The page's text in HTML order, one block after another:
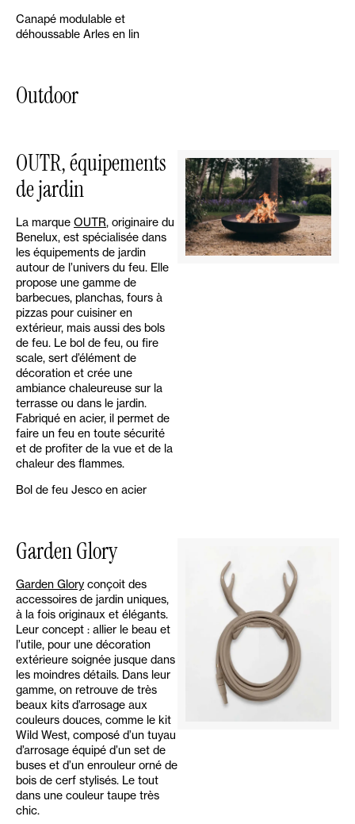
Canapé modulable et
déhoussable Arles en lin
Outdoor
OUTR, équipements
de jardin
La marque OUTR, originaire du
Benelux, est spécialisée dans
les équipements de jardin
autour de l’univers du feu. Elle
propose une gamme de
barbecues, planchas, fours à
pizzas pour cuisiner en
extérieur, mais aussi des bols
de feu. Le bol de feu, ou fire
scale, sert d’élément de
décoration et crée une
ambiance chaleureuse sur la
terrasse ou dans le jardin.
Fabriqué en acier, il permet de
faire un feu en toute sécurité
et de profiter de la vue et de la
chaleur des flammes.
Bol de feu Jesco en acier
Garden Glory
Garden Glory conçoit des
accessoires de jardin uniques,
à la fois originaux et élégants.
Leur concept : allier le beau et
l’utile, pour une décoration
extérieure soignée jusque dans
les moindres détails. Dans leur
gamme, on retrouve de très
beaux kits d’arrosage aux
couleurs douces, comme le kit
Wild West, composé d’un tuyau
d’arrosage équipé d’un set de
buses et d’un enrouleur orné de
bois de cerf stylisés. Le tout
dans une couleur taupe très
chic.